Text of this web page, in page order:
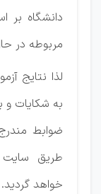
دانشگاه بر
مربوطه در
لذا نتایج
به شکایات و
ضوابط
طریق سایت
خواهد گردید.